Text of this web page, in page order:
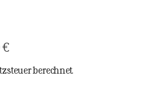
€
berechnet.